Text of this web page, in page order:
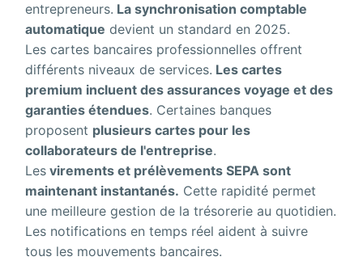
entrepreneurs. La synchronisation comptable
automatique devient un standard en 2025.
Les cartes bancaires professionnelles offrent
différents niveaux de services. Les cartes
premium incluent des assurances voyage et des
garanties étendues. Certaines banques
proposent plusieurs cartes pour les
collaborateurs de l'entreprise.
Les virements et prélèvements SEPA sont
maintenant instantanés. Cette rapidité permet
une meilleure gestion de la trésorerie au quotidien.
Les notifications en temps réel aident à suivre
tous les mouvements bancaires.